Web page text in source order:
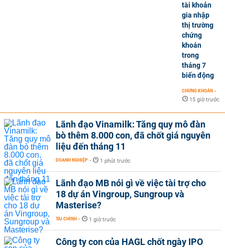
tài khoản
gia nhập
thị trường
chứng
khoán
trong
tháng 7
biến động
CHỨNG KHOÁN -
15 giờ trước
Lãnh đạo Vinamilk: Tăng quy mô đàn
bò thêm 8.000 con, đã chốt giá nguyên
liệu đến tháng 11
DOANH NGHIỆP - 1 phút trước
Lãnh đạo MB nói gì về việc tài trợ cho
18 dự án Vingroup, Sungroup và
Masterise?
TÀI CHÍNH - 1 giờ trước
Công ty con của HAGL chốt ngày IPO